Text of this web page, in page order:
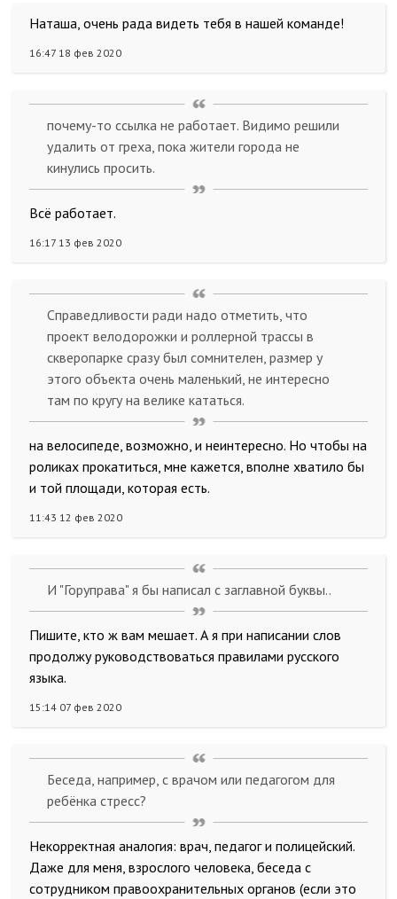
Наташа, очень рада видеть тебя в нашей команде!
16:47 18 фев 2020
почему-то ссылка не работает. Видимо решили
удалить от греха, пока жители города не
кинулись просить.
Всё работает.
16:17 13 фев 2020
Справедливости ради надо отметить, что
проект велодорожки и роллерной трассы в
скверопарке сразу был сомнителен, размер у
этого объекта очень маленький, не интересно
там по кругу на велике кататься.
на велосипеде, возможно, и неинтересно. Но чтобы на
роликах прокатиться, мне кажется, вполне хватило бы
и той площади, которая есть.
11:43 12 фев 2020
И "Горуправа" я бы написал с заглавной буквы..
Пишите, кто ж вам мешает. А я при написании слов
продолжу руководствоваться правилами русского
языка.
15:14 07 фев 2020
Беседа, например, с врачом или педагогом для
ребёнка стресс?
Некорректная аналогия: врач, педагог и полицейский.
Даже для меня, взрослого человека, беседа с
сотрудником правоохранительных органов (если это